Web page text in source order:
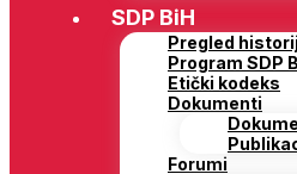
SDP BiH
Pregled
Program SDP
Etički kodeks
Dokumenti
Forumi